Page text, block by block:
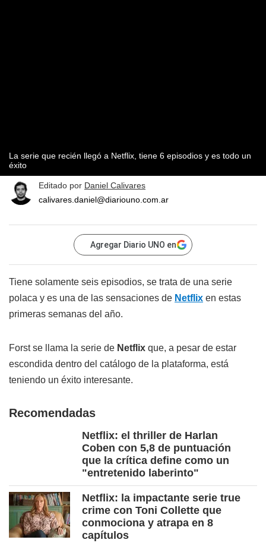
La serie que recién llegó a Netflix, tiene 6 episodios y es todo un
éxito
Editado por Daniel Calivares
calivares.daniel@diariouno.com.ar
Agregar Diario UNO en
Tiene solamente seis episodios, se trata de una serie
polaca y es una de las sensaciones de Netflix en estas
primeras semanas del año.
Forst se llama la serie de Netflix que, a pesar de estar
escondida dentro del catálogo de la plataforma, está
teniendo un éxito interesante.
Recomendadas
Netflix: el thriller de Harlan
Coben con 5,8 de puntuación
que la crítica define como un
"entretenido laberinto"
Netflix: la impactante serie true
crime con Toni Collette que
conmociona y atrapa en 8
capítulos